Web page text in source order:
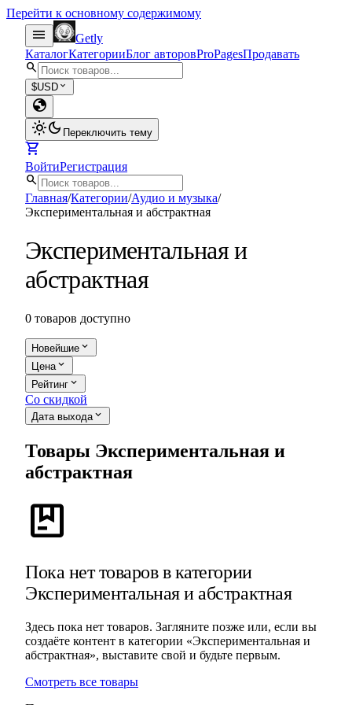
Перейти к основному содержимому
menu
Getly
КаталогКатегорииБлог авторовProPagesПродавать
search
$USD expand_more
globe
light_modedark_mode Переключить тему
shopping_cart
ВойтиРегистрация
search
Главная/Категории/Аудио и музыка/
Экспериментальная и абстрактная
Экспериментальная и
абстрактная
0 товаров доступно
Новейшие expand_more
Цена expand_more
Рейтинг expand_more
Со скидкой
Дата выхода expand_more
Товары Экспериментальная и
абстрактная
package
Пока нет товаров в категории
Экспериментальная и абстрактная
Здесь пока нет товаров. Загляните позже или, если вы
создаёте контент в категории «Экспериментальная и
абстрактная», выставите свой и будьте первым.
Смотреть все товары